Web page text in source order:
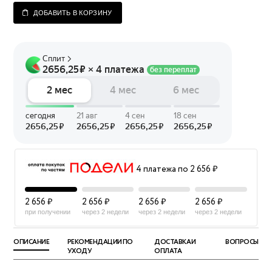
ДОБАВИТЬ В КОРЗИНУ
4 платежа по 2 656 ₽
2 656 ₽
при получении
2 656 ₽
через 2 недели
2 656 ₽
через 2 недели
2 656 ₽
через 2 недели
ОПИСАНИЕ
РЕКОМЕНДАЦИИ ПО
УХОДУ
ДОСТАВКА И
ОПЛАТА
ВОПРОСЫ